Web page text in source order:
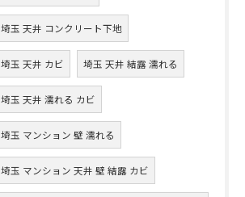
埼玉 天井 コンクリート下地
埼玉 天井 カビ 埼玉 天井 結露 濡れる
埼玉 天井 濡れる カビ
埼玉 マンション 壁 濡れる
埼玉 マンション 天井 壁 結露 カビ